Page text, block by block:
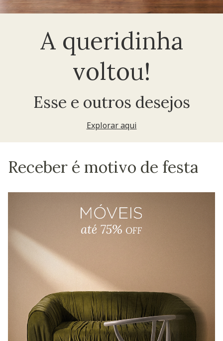
A queridinha
voltou!
Esse e outros desejos
Explorar aqui
Receber é motivo de festa